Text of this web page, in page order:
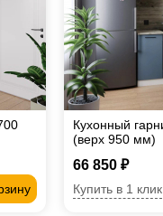
Кухонный
(верх 950 мм)
66 850 ₽
Купить в 1 клик